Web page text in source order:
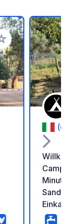
Ihren Favoriten